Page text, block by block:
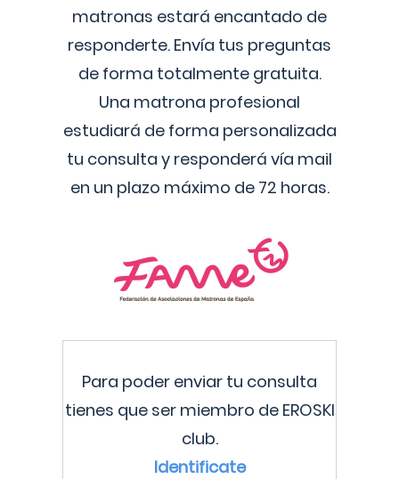
matronas estará encantado de
responderte. Envía tus preguntas
de forma totalmente gratuita.
Una matrona profesional
estudiará de forma personalizada
tu consulta y responderá vía mail
en un plazo máximo de 72 horas.
Para poder enviar tu consulta
tienes que ser miembro de EROSKI
club.
Identificate